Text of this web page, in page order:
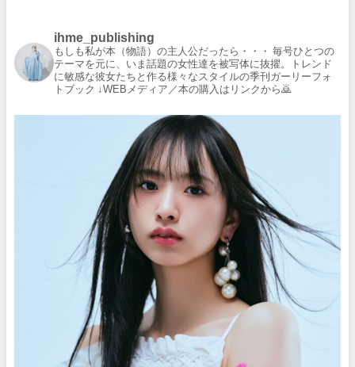
ihme_publishing
もしも私が本（物語）の主人公だったら・・・
毎号ひとつの
テーマを元に、いま話題の女性達を被写体に抜擢。トレンド
に敏感な彼女たちと作る様々なスタイルの季刊ガーリーフォ
トブック ↓WEBメディア／本の購入はリンクから🙇